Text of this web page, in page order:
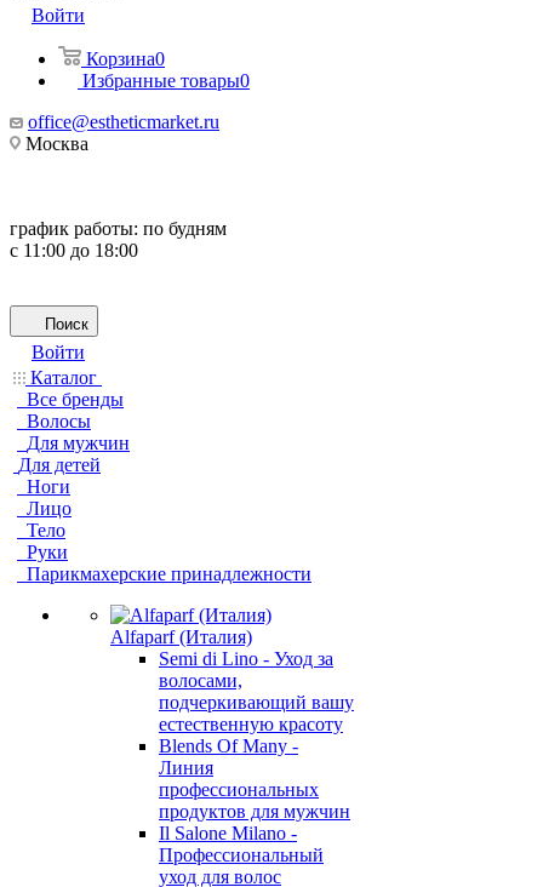
Войти
Корзина0
Избранные товары0
office@estheticmarket.ru
Москва
график работы: по будням
с 11:00 до 18:00
Поиск
Войти
Каталог
Все бренды
Волосы
Для мужчин
Для детей
Ноги
Лицо
Тело
Руки
Парикмахерские принадлежности
Alfaparf (Италия)
Semi di Lino - Уход за
волосами,
подчеркивающий вашу
естественную красоту
Blends Of Many -
Линия
профессиональных
продуктов для мужчин
Il Salone Milano -
Профессиональный
уход для волос